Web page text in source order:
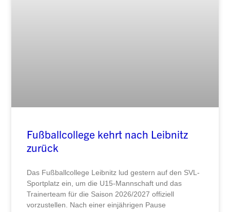
Fußballcollege kehrt nach Leibnitz
zurück
Das Fußballcollege Leibnitz lud gestern auf den SVL-
Sportplatz ein, um die U15-Mannschaft und das
Trainerteam für die Saison 2026/2027 offiziell
vorzustellen. Nach einer einjährigen Pause